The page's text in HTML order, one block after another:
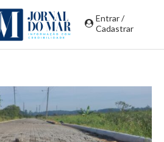
Entrar /
Cadastrar